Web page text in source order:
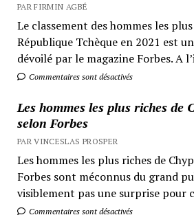
PAR FIRMIN AGBÉ
Le classement des hommes les
République Tchèque en 2021 est
dévoilé par le magazine Forbes. A
Commentaires sont désactivés
Les hommes les plus riches de
selon Forbes
PAR VINCESLAS PROSPER
Les hommes les plus riches de
Forbes sont méconnus du grand
visiblement pas une surprise pour
Commentaires sont désactivés